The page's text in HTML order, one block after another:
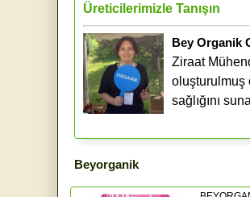
Üreticilerimizle Tanışın
Bey Organik
Ziraat
oluşturulmuş
sağlığını
Beyorganik